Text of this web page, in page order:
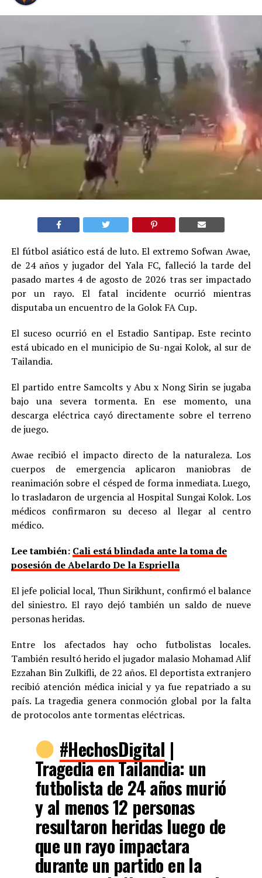
El fútbol asiático está de luto. El extremo Sofwan Awae,
de 24 años y jugador del Yala FC, falleció la tarde del
pasado martes 4 de agosto de 2026 tras ser impactado
por un rayo. El fatal incidente ocurrió mientras
disputaba un encuentro de la Golok FA Cup.
El suceso ocurrió en el Estadio Santipap. Este recinto
está ubicado en el municipio de Su-ngai Kolok, al sur de
Tailandia.
El partido entre Samcolts y Abu x Nong Sirin se jugaba
bajo una severa tormenta. En ese momento, una
descarga eléctrica cayó directamente sobre el terreno
de juego.
Awae recibió el impacto directo de la naturaleza. Los
cuerpos de emergencia aplicaron maniobras de
reanimación sobre el césped de forma inmediata. Luego,
lo trasladaron de urgencia al Hospital Sungai Kolok. Los
médicos confirmaron su deceso al llegar al centro
médico.
Lee también: Cali está blindada ante la toma de
posesión de Abelardo De la Espriella
El jefe policial local, Thun Sirikhunt, confirmó el balance
del siniestro. El rayo dejó también un saldo de nueve
personas heridas.
Entre los afectados hay ocho futbolistas locales.
También resultó herido el jugador malasio Mohamad Alif
Ezzahan Bin Zulkifli, de 22 años. El deportista extranjero
recibió atención médica inicial y ya fue repatriado a su
país. La tragedia genera conmoción global por la falta
de protocolos ante tormentas eléctricas.
#HechosDigital |
Tragedia en Tailandia: un
futbolista de 24 años murió
y al menos 12 personas
resultaron heridas luego de
que un rayo impactara
durante un partido en la